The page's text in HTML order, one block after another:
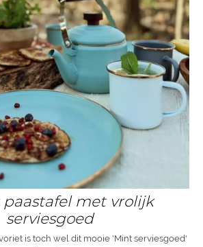
paastafel met vrolijk
serviesgoed
is toch wel dit mooie 'Mint serviesgoed'